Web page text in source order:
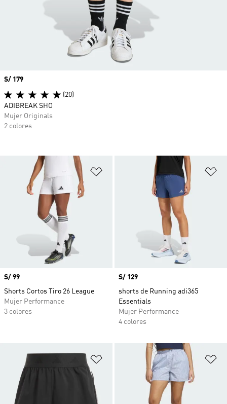
Añadir a la lista de deseos
Precio
S/ 99
Shorts Cortos Tiro 26 League
Mujer Performance
3 colores
Precio
S/ 129
shorts de Running adi365
Essentials
Mujer Performance
4 colores
Añadir a la lista de deseos
Precio
S/ 179
(20)
ADIBREAK SHO
Mujer Originals
2 colores